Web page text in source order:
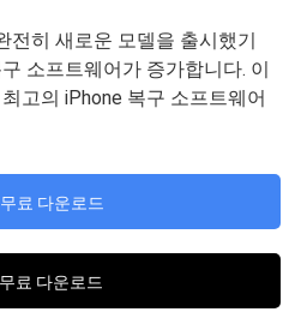
전히 새로운 모델을 출시했기
소프트웨어가 증가합니다. 이
고의 iPhone 복구 소프트웨어
무료 다운로드
무료 다운로드